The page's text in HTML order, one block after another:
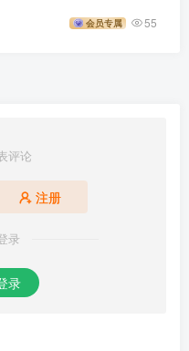
会员专属 55
评论
注册
录
录